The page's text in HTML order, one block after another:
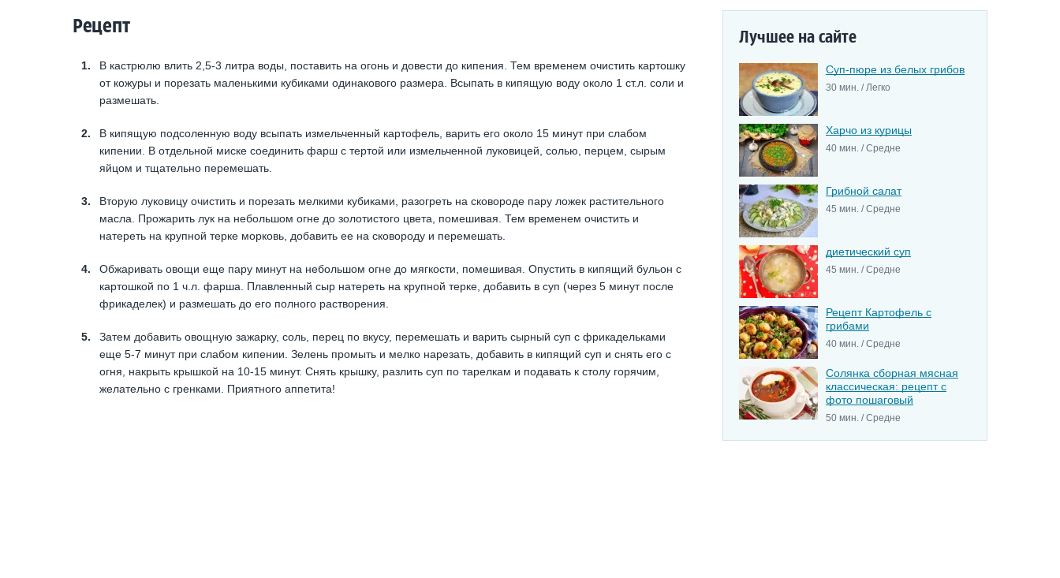
Рецепт
В кастрюлю влить 2,5-3 литра воды, поставить на огонь и довести до кипения. Тем временем очистить картошку
от кожуры и порезать маленькими кубиками одинакового размера. Всыпать в кипящую воду около 1 ст.л. соли и
размешать.
В кипящую подсоленную воду всыпать измельченный картофель, варить его около 15 минут при слабом
кипении. В отдельной миске соединить фарш с тертой или измельченной луковицей, солью, перцем, сырым
яйцом и тщательно перемешать.
Вторую луковицу очистить и порезать мелкими кубиками, разогреть на сковороде пару ложек растительного
масла. Прожарить лук на небольшом огне до золотистого цвета, помешивая. Тем временем очистить и
натереть на крупной терке морковь, добавить ее на сковороду и перемешать.
Обжаривать овощи еще пару минут на небольшом огне до мягкости, помешивая. Опустить в кипящий бульон с
картошкой по 1 ч.л. фарша. Плавленный сыр натереть на крупной терке, добавить в суп (через 5 минут после
фрикаделек) и размешать до его полного растворения.
Затем добавить овощную зажарку, соль, перец по вкусу, перемешать и варить сырный суп с фрикадельками
еще 5-7 минут при слабом кипении. Зелень промыть и мелко нарезать, добавить в кипящий суп и снять его с
огня, накрыть крышкой на 10-15 минут. Снять крышку, разлить суп по тарелкам и подавать к столу горячим,
желательно с гренками. Приятного аппетита!
Лучшее на сайте
Суп-пюре из белых грибов
30 мин. / Легко
Харчо из курицы
40 мин. / Средне
Грибной салат
45 мин. / Средне
диетический суп
45 мин. / Средне
Рецепт Картофель с
грибами
40 мин. / Средне
Солянка сборная мясная
классическая: рецепт с
фото пошаговый
50 мин. / Средне